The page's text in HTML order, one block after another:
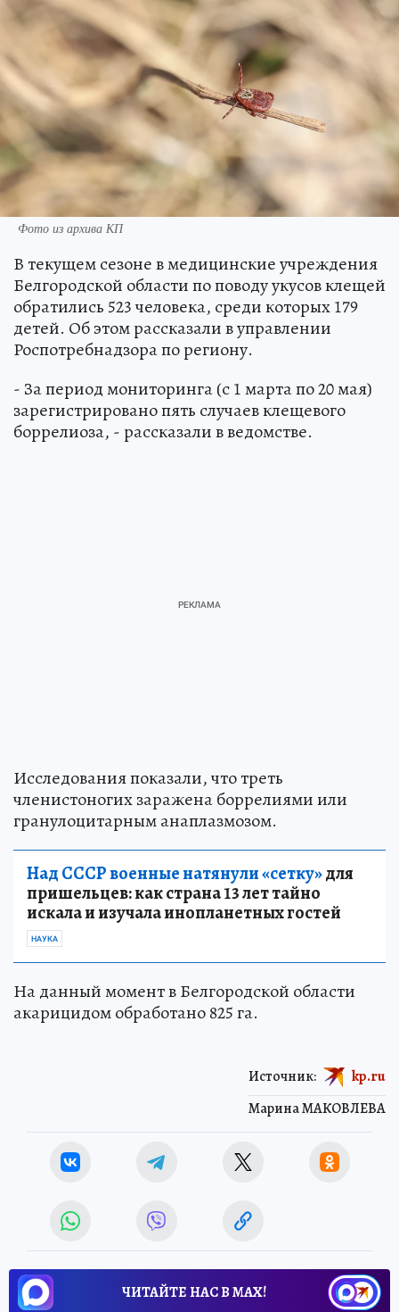
Фото из архива КП
В текущем сезоне в медицинские учреждения
Белгородской области по поводу укусов клещей
обратились 523 человека, среди которых 179
детей. Об этом рассказали в управлении
Роспотребнадзора по региону.
- За период мониторинга (с 1 марта по 20 мая)
зарегистрировано пять случаев клещевого
боррелиоза, - рассказали в ведомстве.
Исследования показали, что треть
членистоногих заражена боррелиями или
гранулоцитарным анаплазмозом.
Над СССР военные натянули «сетку»для
пришельцев: как страна 13 лет тайно
искала и изучала инопланетных гостей
НАУКА
На данный момент в Белгородской области
акарицидом обработано 825 га.
Марина МАКОВЛЕВА
Источник: kp.ru
ЧИТАЙТЕ НАС В МАХ!